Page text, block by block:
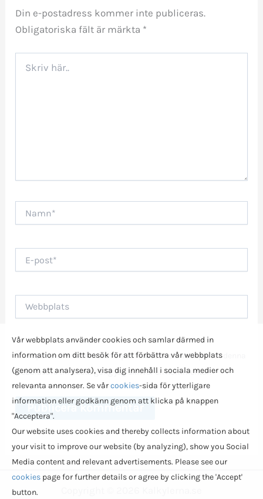
Din e-postadress kommer inte publiceras.
Obligatoriska fält är märkta *
här..
post*
Spara mitt namn, min e-postadress och webbplats i denna
webbläsare till nästa gång jag skriver en kommentar.
Vår webbplats använder cookies och samlar därmed in
information om ditt besök för att förbättra vår webbplats
(genom att analysera), visa dig innehåll i sociala medier och
relevanta annonser. Se vårcookies-sida för ytterligare
information eller godkänn genom att klicka på knappen
"Acceptera".
Our website uses cookies and thereby collects information about
your visit to improve our website (by analyzing), show you Social
Media content and relevant advertisements. Please see our
cookies page for further details or agree by clicking the 'Accept'
button.